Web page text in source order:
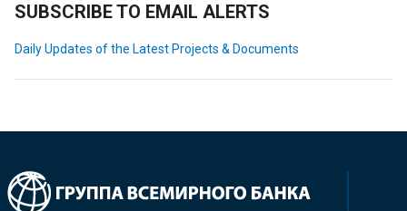
SUBSCRIBE TO EMAIL ALERTS
Daily Updates of the Latest Projects & Documents